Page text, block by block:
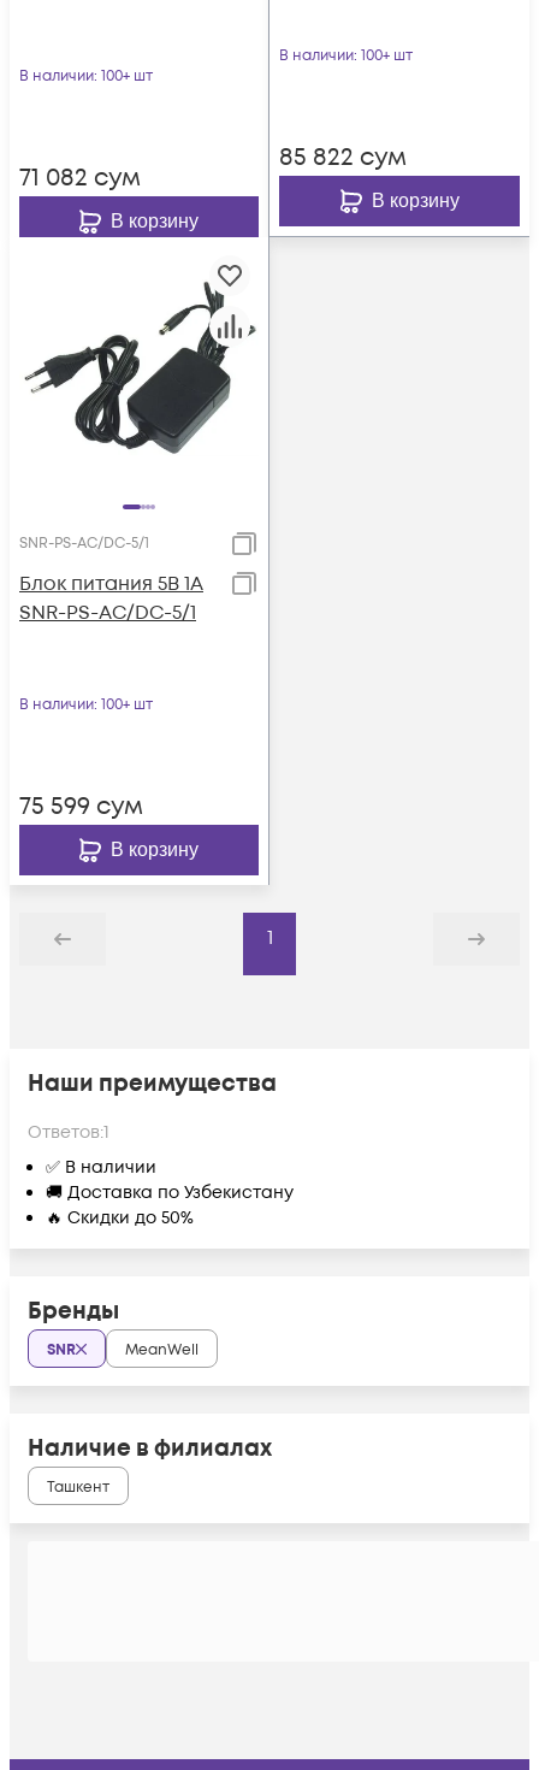
В наличии: 100+ шт
71 082 сум
В корзину
В наличии: 100+ шт
85 822 сум
В корзину
SNR-PS-AC/DC-5/1
Блок питания 5В 1А
SNR-PS-AC/DC-5/1
В наличии: 100+ шт
75 599 сум
В корзину
Назад
1
Дальше
Наши преимущества
Ответов:1
✅ В наличии
🚚 Доставка по Узбекистану
🔥 Скидки до 50%
Бренды
SNR MeanWell
Наличие в филиалах
Ташкент